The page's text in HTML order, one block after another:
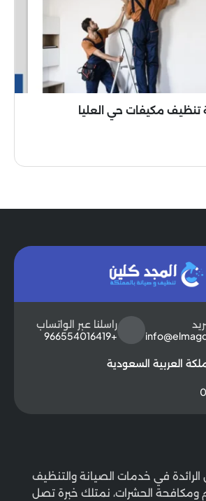
مكيفات حي العليا
راسلنا عبر الواتساب
+966554016419
العربية السعودية
الرائدة في خدمات الصيانة والتنظيف
ومكافحة الحشرات، نمتلك خبرة تصل